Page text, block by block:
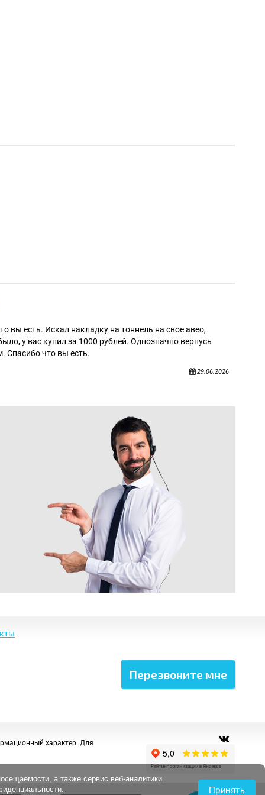
вы есть. Искал накладку на тоннель на свое авео,
у вас купил за 1000 рублей. Однозначно вернусь
Спасибо что вы есть.
29.06.2026
характер. Для
а также сервис веб-аналитики
Принять